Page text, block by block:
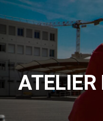
ATELIER